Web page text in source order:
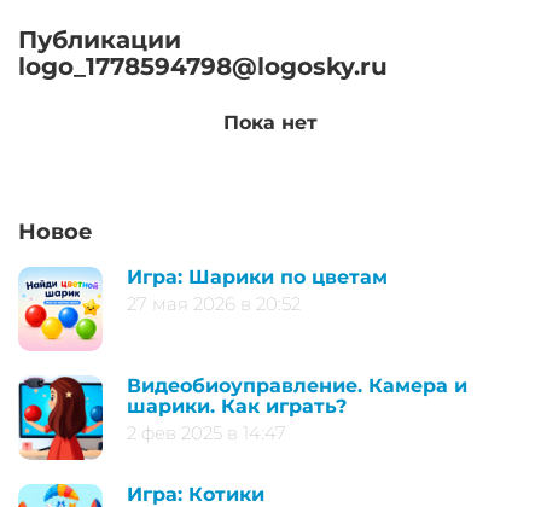
Публикации
logo_1778594798@logosky.ru
Пока нет
Новое
Игра: Шарики по цветам
27 мая 2026 в 20:52
Видеобиоуправление. Камера и
шарики. Как играть?
2 фев 2025 в 14:47
Игра: Котики